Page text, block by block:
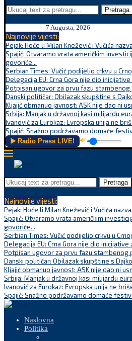
Pretraga
7 Augusta, 2026
Najnovije vijesti:
Pejak: Hoće li Milan Knežević i Vučića
Spajić: Otvaramo vrata američkim
govoriće...
Serbian Times: Vučić podijelio crkvu u
Delegacija EU: Crna Gora nije dio
Potpisan ugovor za prvu fazu
Danski političar: Obilazak skupštine s
Kljajić obmanuo javnost: ASK nije dao ni
Srbija: Manjak u državnoj kasi milijardu
Ivanović za Eurokaz: Evropska unija ne
Spajić: Snažno podržavamo domaće
▶️ Radio Press LIVE! 🔊
Pretraga
Najnovije vijesti:
Pejak: Hoće li Milan Knežević i Vučića
Spajić: Otvaramo vrata američkim
govoriće...
Serbian Times: Vučić podijelio crkvu u
Delegacija EU: Crna Gora nije dio
Potpisan ugovor za prvu fazu stambenog
Danski političar: Obilazak skupštine s
Kljajić obmanuo javnost: ASK nije dao ni
Srbija: Manjak u državnoj kasi milijardu eura
Ivanović za Eurokaz: Evropska unija ne
Spajić: Snažno podržavamo domaće
Naslovna
Politika